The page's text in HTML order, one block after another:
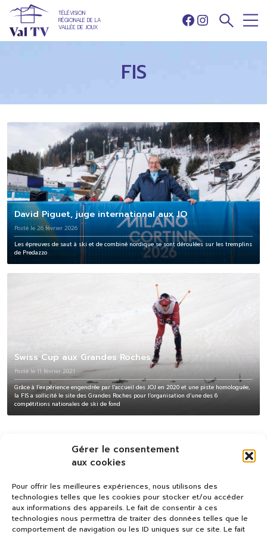
Gérer le consentement
aux cookies
Pour offrir les meilleures expériences, nous utilisons des
technologies telles que les cookies pour stocker et/ou accéder
aux informations des appareils. Le fait de consentir à ces
technologies nous permettra de traiter des données telles que le
comportement de navigation ou les ID uniques sur ce site. Le fait
TÉLÉVISION
RÉGIONALE DE LA
VALLÉE DE JOUX
Facebook
Instagram
FIS
David Piguet, juge international aux JO
Posté le 26 février 2026
Les épreuves de saut à ski et de combiné nordique se sont déroulées sur les tremplins
de Predazzo
Swiss Cup aux Grandes Roches
Posté le 11 février 2021
Grâce à l’expérience engendrée par l’accueil des JOJ en 2020 et une piste homologuée,
la FIS a sollicité le site des Grandes Roches pour l’organisation d’une des 6
compétitions nationales de ski de fond